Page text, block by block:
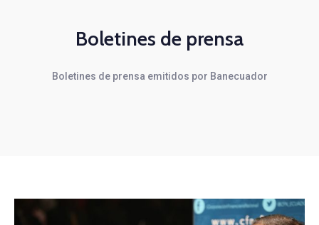
Boletines de prensa
Boletines de prensa emitidos por Banecuador